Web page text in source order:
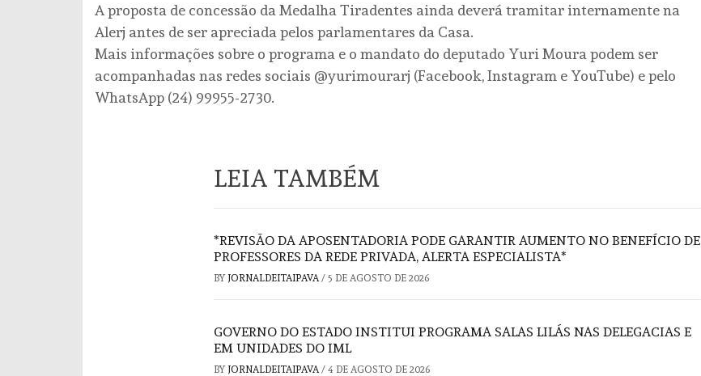
A proposta de concessão da Medalha Tiradentes ainda deverá tramitar internamente na
Alerj antes de ser apreciada pelos parlamentares da Casa.
Mais informações sobre o programa e o mandato do deputado Yuri Moura podem ser
acompanhadas nas redes sociais @yurimourarj (Facebook, Instagram e YouTube) e pelo
WhatsApp (24) 99955-2730.
LEIA TAMBÉM
*REVISÃO DA APOSENTADORIA PODE GARANTIR AUMENTO NO BENEFÍCIO DE
PROFESSORES DA REDE PRIVADA, ALERTA ESPECIALISTA*
BY JORNALDEITAIPAVA / 5 DE AGOSTO DE 2026
GOVERNO DO ESTADO INSTITUI PROGRAMA SALAS LILÁS NAS DELEGACIAS E
EM UNIDADES DO IML
BY JORNALDEITAIPAVA / 4 DE AGOSTO DE 2026